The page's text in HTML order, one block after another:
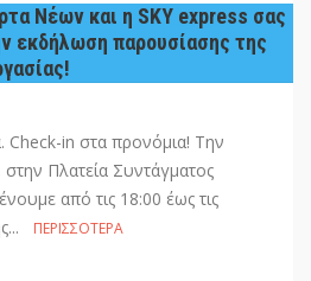
Νέων και η SKY express σας
εκδήλωση παρουσίασης της
Check-in στα προνόμια! Την
Πλατεία Συντάγματος
από τις 18:00 έως τις
ΠΕΡΙΣΣΌΤΕΡΑ